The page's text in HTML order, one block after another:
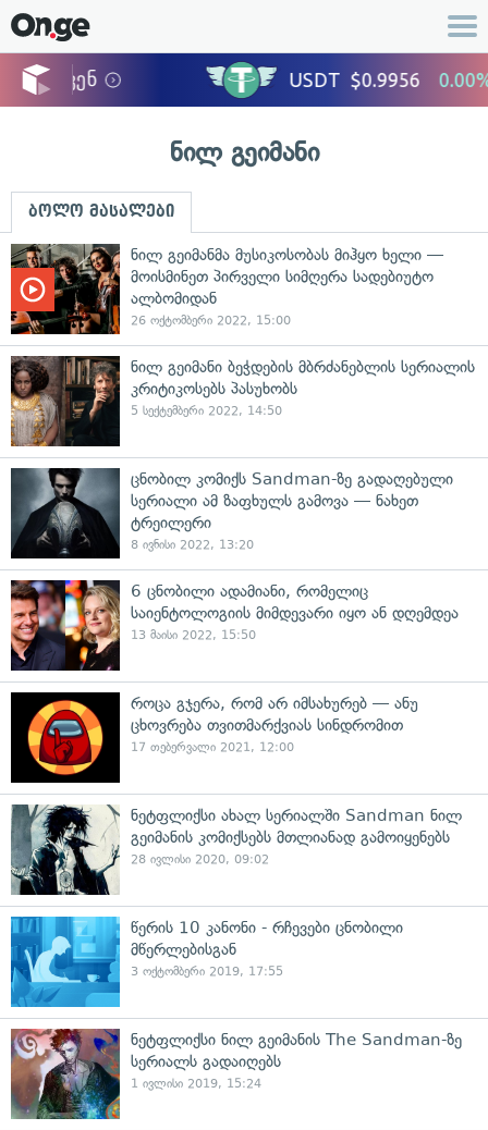
ნილ გეიმანი
ბოლო მასალები
ნილ გეიმანმა მუსიკოსობას მიჰყო ხელი —
მოისმინეთ პირველი სიმღერა სადებიუტო
ალბომიდან
26 ოქტომბერი 2022, 15:00
ნილ გეიმანი ბეჭდების მბრძანებლის სერიალის
კრიტიკოსებს პასუხობს
5 სექტემბერი 2022, 14:50
ცნობილ კომიქს Sandman-ზე გადაღებული
სერიალი ამ ზაფხულს გამოვა — ნახეთ
ტრეილერი
8 ივნისი 2022, 13:20
6 ცნობილი ადამიანი, რომელიც
საიენტოლოგიის მიმდევარი იყო ან დღემდეა
13 მაისი 2022, 15:50
როცა გჯერა, რომ არ იმსახურებ — ანუ
ცხოვრება თვითმარქვიას სინდრომით
17 თებერვალი 2021, 12:00
ნეტფლიქსი ახალ სერიალში Sandman ნილ
გეიმანის კომიქსებს მთლიანად გამოიყენებს
28 ივლისი 2020, 09:02
წერის 10 კანონი - რჩევები ცნობილი
მწერლებისგან
3 ოქტომბერი 2019, 17:55
ნეტფლიქსი ნილ გეიმანის The Sandman-ზე
სერიალს გადაიღებს
1 ივლისი 2019, 15:24